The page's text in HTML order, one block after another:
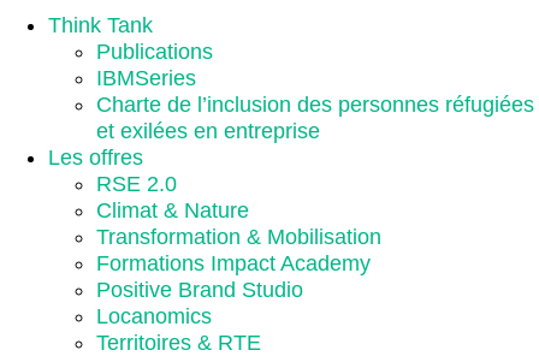
Think Tank
Publications
IBMSeries
Charte de l’inclusion des personnes réfugiées
et exilées en entreprise
Les offres
RSE 2.0
Climat & Nature
Transformation & Mobilisation
Formations Impact Academy
Positive Brand Studio
Locanomics
Territoires & RTE